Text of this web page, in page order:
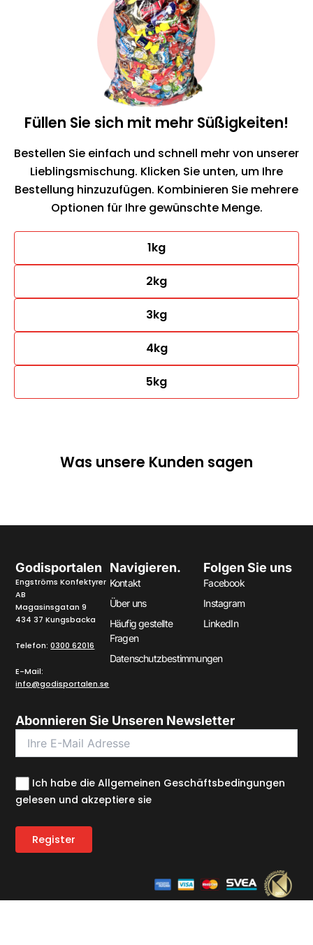
Füllen Sie sich mit mehr Süßigkeiten!
Bestellen Sie einfach und schnell mehr von unserer
Lieblingsmischung. Klicken Sie unten, um Ihre
Bestellung hinzuzufügen. Kombinieren Sie mehrere
Optionen für Ihre gewünschte Menge.
1kg
2kg
3kg
4kg
5kg
Was unsere Kunden sagen
Godisportalen
Engströms Konfektyrer
AB
Magasinsgatan 9
434 37 Kungsbacka
Telefon:0300 62016
E-Mail:
info@godisportalen.se
Navigieren.
Kontakt
Über uns
Häufig gestellte
Fragen
Datenschutzbestimmungen
Folgen Sie uns
Facebook
Instagram
LinkedIn
Abonnieren Sie Unseren Newsletter
Ich habe die Allgemeinen Geschäftsbedingungen
gelesen und akzeptiere sie